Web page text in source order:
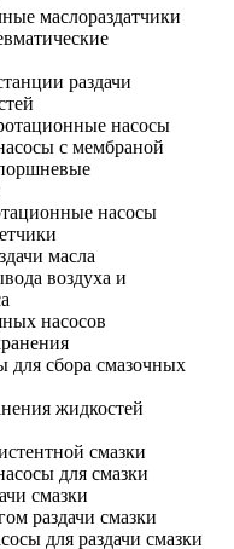
маслораздатчики
раздачи
насосы
с мембраной
насосы
масла
воздуха и
насосов
сбора смазочных
жидкостей
смазки
для смазки
смазки
раздачи смазки
для раздачи смазки